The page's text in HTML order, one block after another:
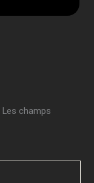
Les champs